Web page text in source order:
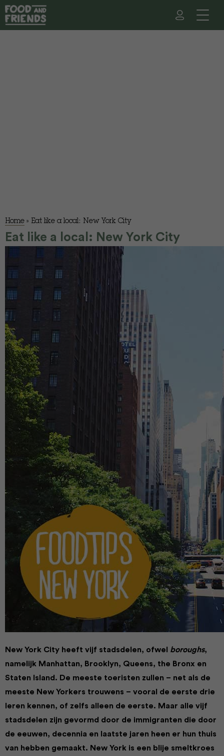
Home » Eat like a local: New York City
Eat like a local: New York City
New York City heeft vijf stadsdelen, ofwel boroughs,
namelijk Manhattan, Brooklyn, Queens, the Bronx en
Staten Island. De meeste toeristen zullen – net als de
meeste New Yorkers trouwens – vooral de eerste drie
leren kennen, of zelfs alleen de eerste. Maar alle vijf
stadsdelen zijn gevormd door de immigranten die door
de eeuwen, decennia en laatste jaren heen er hun thuis
van hebben gemaakt. New York is een blije smeltkroes